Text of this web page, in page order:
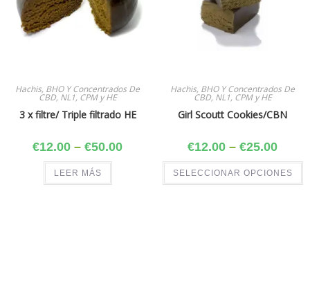
Hachis, BHO Y Concentrados De
CBD, NL1, CPM y HE
3 x filtre/ Triple filtrado HE
€12.00 – €50.00
LEER MÁS
Hachis, BHO Y Concentrados De
CBD, NL1, CPM y HE
Girl Scoutt Cookies/CBN
€12.00 – €25.00
SELECCIONAR OPCIONES